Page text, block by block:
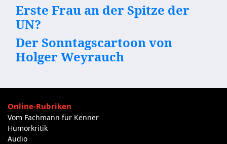
Erste Frau an der Spitze der
UN?
Der Sonntagscartoon von
Holger Weyrauch
Online-Rubriken
Vom Fachmann für Kenner
Humorkritik
Audio